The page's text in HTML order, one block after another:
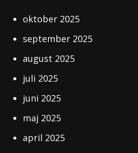
oktober 2025
september 2025
august 2025
juli 2025
juni 2025
maj 2025
april 2025